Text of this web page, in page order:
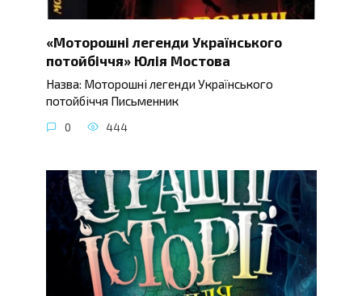
«Моторошні легенди Українського
потойбіччя» Юлія Мостова
Назва: Моторошні легенди Українського
потойбіччя Письменник
0 444